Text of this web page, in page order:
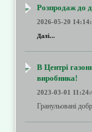
Розпродаж до
2026-05-20
Далі...
В Центрі
виробника!
2023-03-01
Гранульовані